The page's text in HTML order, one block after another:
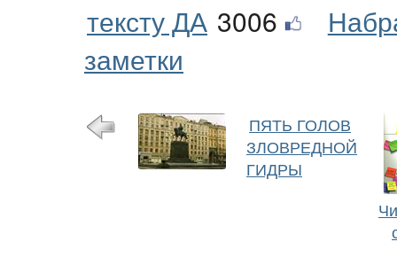
тексту ДА 3006
заметки
ПЯТЬ ГОЛОВ
ЗЛОВРЕДНОЙ
ГИДРЫ